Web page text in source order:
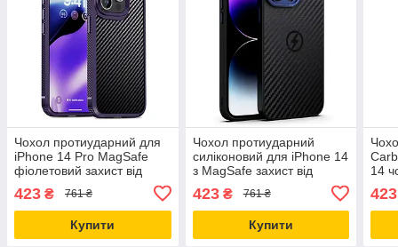
Чохол протиударний для
iPhone 14 Pro MagSafe
фіолетовий захист від
423 ₴ 761 ₴
Купити
Чохол протиударний
силіконовий для iPhone 14
з MagSafe захист від
мікрофіброю всередині
423₴ 761 ₴
Купити
14
423